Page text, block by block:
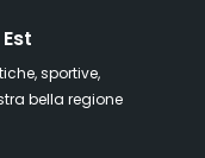
sportive,
bella regione